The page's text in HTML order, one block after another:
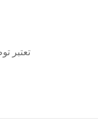
تعتبر